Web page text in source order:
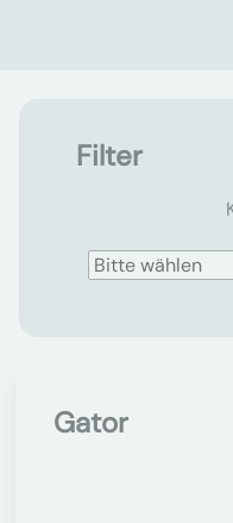
Filter
Gator